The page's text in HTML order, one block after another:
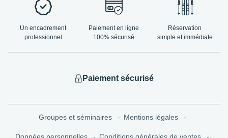
Un encadrement
professionnel
Paiement en ligne
100% sécurisé
Réservation
simple et immédiate
Paiement sécurisé
Groupes et séminaires Mentions légales